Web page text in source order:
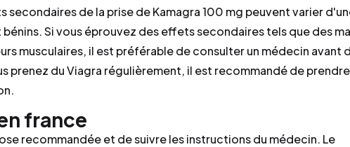
secondaires de la prise de Kamagra 100 mg peuvent varier
Si vous éprouvez des effets secondaires tels que des
musculaires, il est préférable de consulter un médecin avant
prenez du Viagra régulièrement, il est recommandé de prendre
france
recommandée et de suivre les instructions du médecin. Le